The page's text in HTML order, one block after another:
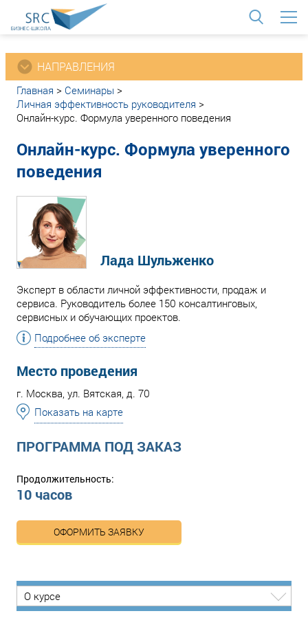
НАПРАВЛЕНИЯ
Главная > Семинары >
Личная эффективность руководителя >
Онлайн-курс. Формула уверенного поведения
Онлайн-курс. Формула уверенного
поведения
Лада Шульженко
Эксперт в области личной эффективности, продаж и
сервиса. Руководитель более 150 консалтинговых,
сервисных и обучающих проектов.
Подробнее об эксперте
Место проведения
г. Москва, ул. Вятская, д. 70
Показать на карте
ПРОГРАММА ПОД ЗАКАЗ
Продолжительность:
10 часов
ОФОРМИТЬ ЗАЯВКУ
О курсе